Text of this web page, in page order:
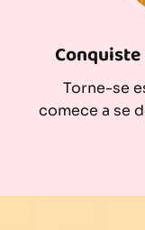
Torne-se
comece a se